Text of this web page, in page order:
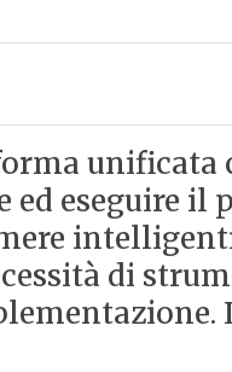
unificata
ed eseguire il
di